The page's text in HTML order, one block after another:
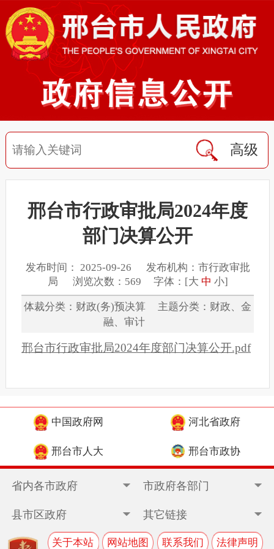
高级
邢台市行政审批局2024年度
部门决算公开
发布时间： 2025-09-26 发布机构：市行政审批
局 浏览次数：569 字体：[大 中 小]
体裁分类：财政(务)预决算 主题分类：财政、金
融、审计
邢台市行政审批局2024年度部门决算公开.pdf
中国政府网 河北省政府
邢台市人大 邢台市政协
省内各市政府 市政府各部门
县市区政府 其它链接
关于本站 网站地图 联系我们 法律声明